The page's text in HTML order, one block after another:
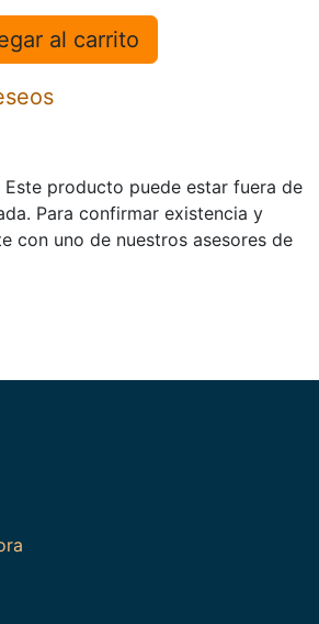
al carrito
Este producto puede estar fuera de
Para confirmar existencia y
con uno de nuestros asesores de